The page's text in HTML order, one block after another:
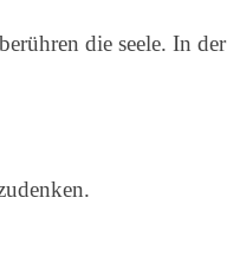
die seele. In